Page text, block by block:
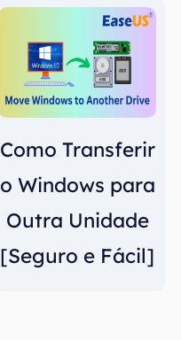
Como Transferir
o Windows para
Outra Unidade
[Seguro e Fácil]